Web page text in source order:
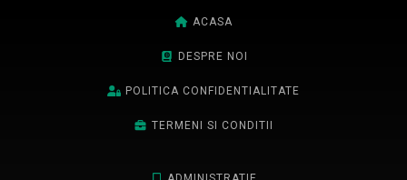
ACASA
DESPRE NOI
POLITICA CONFIDENTIALITATE
TERMENI SI CONDITII